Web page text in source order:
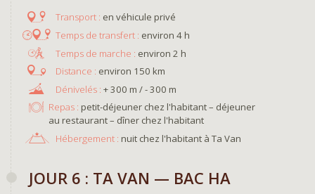
en véhicule privé
environ 4 h
environ 2 h
environ 150 km
+ 300 m / - 300 m
Repas : petit-déjeuner chez l'habitant – déjeuner
au restaurant – dîner chez l'habitant
Hébergement : nuit chez l'habitant à Ta Van ​
JOUR 6 : TA VAN — BAC HA